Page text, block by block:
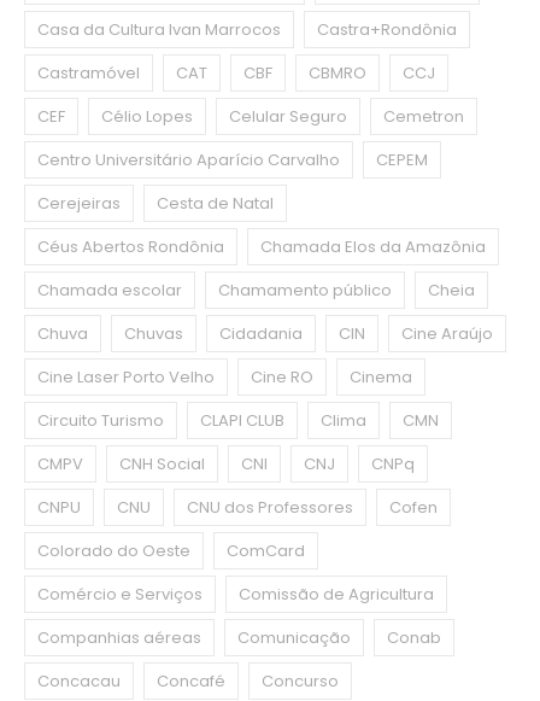
Casa da Cultura Ivan Marrocos
Castra+Rondônia
Castramóvel
CAT CBF CBMRO
CCJ
CEF
Célio Lopes Celular Seguro
Cemetron
Centro Universitário Aparício Carvalho
CEPEM
Cerejeiras
Cesta de Natal
Céus Abertos Rondônia
Chamada Elos da Amazônia
Chamada escolar
Chamamento público
Cheia
Chuva
Chuvas Cidadania CIN
Cine Araújo
Cine Laser Porto Velho
Cine RO
Cinema
Circuito Turismo
CLAPI CLUB Clima
CMN
CMPV
CNH Social CNI CNJ
CNPq
CNPU
CNU CNU dos Professores
Cofen
Colorado do Oeste
ComCard
Comércio e Serviços
Comissão de Agricultura
Companhias aéreas
Comunicação
Conab
Concacau
Concafé
Concurso